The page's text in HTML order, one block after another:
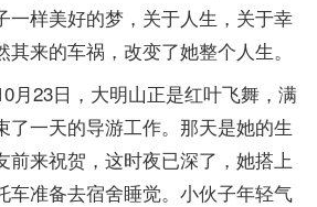
一样美好的梦，关于人生，关于幸
来的车祸，改变了她整个人生。
23日，大明山正是红叶飞舞，满
了一天的导游工作。那天是她的生
前来祝贺，这时夜已深了，她搭上
车准备去宿舍睡觉。小伙子年轻气